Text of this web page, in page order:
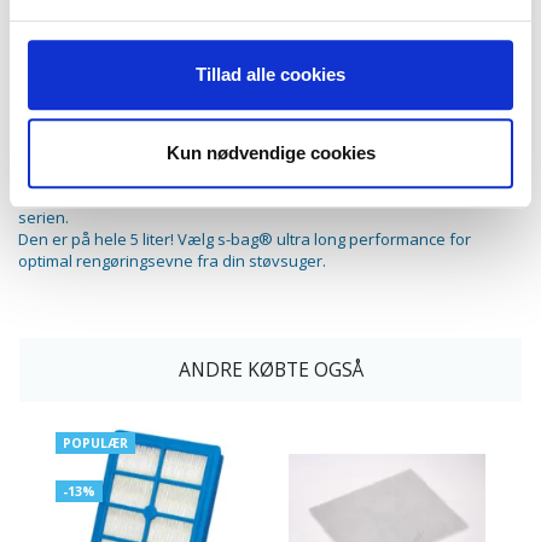
Tillad alle cookies
Kun nødvendige cookies
s-bag® ultra long performance: Topklasse rengøringsresultater!
s-bag® ultra long performance er en ny syntetisk støvpose med høj
ydelse, som giver din støvsuger høj sugeevne gennem hele posens
levetid.
Denne pose har 80 % længere levetid end en almindelig papirpose.
Selv det fineste støv fanges og efterlader kun ren luft i dit hus,
s-bag® ultra long performance er større end de øvrige poser i s-bag
serien.
Den er på hele 5 liter! Vælg s-bag® ultra long performance for
optimal rengøringsevne fra din støvsuger.
ANDRE KØBTE OGSÅ
POPULÆR
-13%